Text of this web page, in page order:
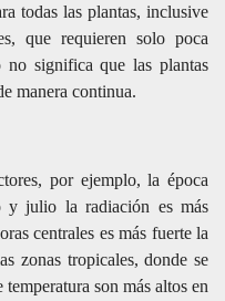
todas las plantas, inclusive
que requieren solo poca
significa que las plantas
manera continua.
por ejemplo, la época
y julio la radiación es más
centrales es más fuerte la
zonas tropicales, donde se
son más altos en